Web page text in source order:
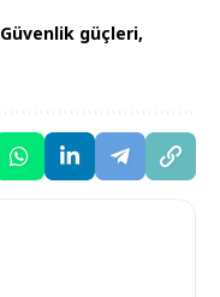
Güvenlik güçleri